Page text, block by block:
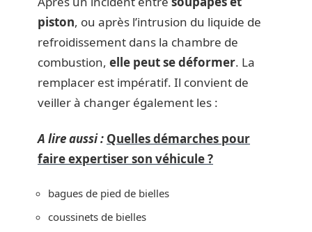
piston, ou après l’intrusion du liquide de
refroidissement dans la chambre de
combustion, elle peut se déformer. La
remplacer est impératif. Il convient de
veiller à changer également les :
A lire aussi : Quelles démarches pour
faire expertiser son véhicule ?
bagues de pied de bielles
coussinets de bielles